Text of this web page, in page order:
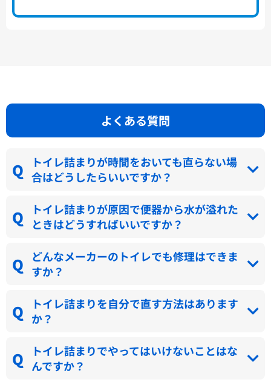
よくある質問
トイレ詰まりが時間をおいても直らない場
合はどうしたらいいですか？
トイレ詰まりが原因で便器から水が溢れた
ときはどうすればいいですか？
どんなメーカーのトイレでも修理はできま
すか？
トイレ詰まりを自分で直す方法はあります
か？
トイレ詰まりでやってはいけないことはな
んですか？